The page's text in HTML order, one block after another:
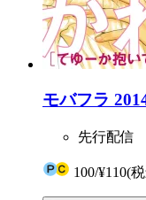
モバフラ
先行配信
100/¥110(